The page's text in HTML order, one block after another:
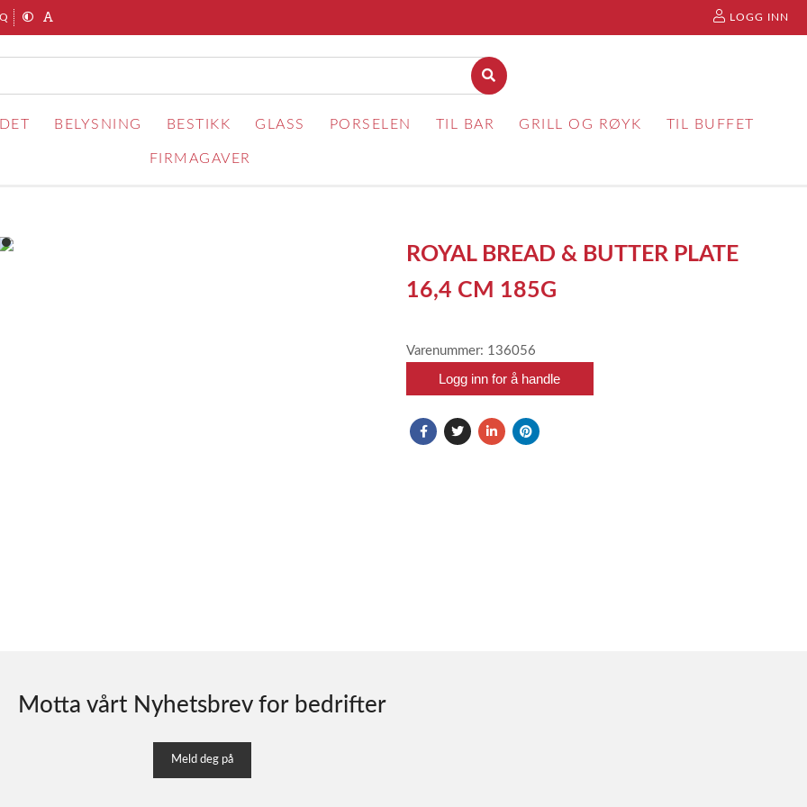
LOGG INN
BELYSNING BESTIKK GLASS PORSELEN TIL BAR GRILL OG RØYK TIL BUFFET
FIRMAGAVER
item
ROYAL BREAD & BUTTER PLATE
16,4 CM 185G
Varenummer: 136056
Logg inn for å handle
Motta vårt Nyhetsbrev for bedrifter
Meld deg på